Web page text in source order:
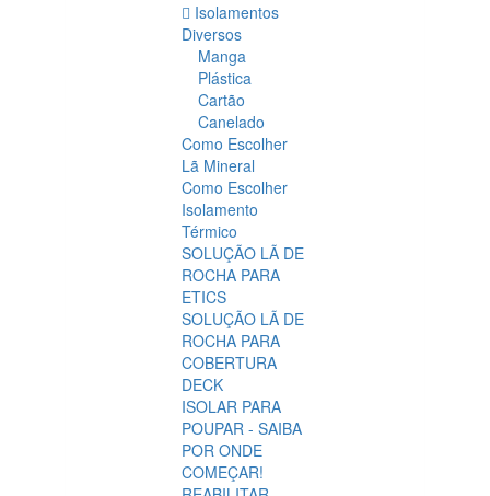
Isolamentos
Diversos
Manga
Plástica
Cartão
Canelado
Como Escolher
Lã Mineral
Como Escolher
Isolamento
Térmico
SOLUÇÃO LÃ DE
ROCHA PARA
ETICS
SOLUÇÃO LÃ DE
ROCHA PARA
COBERTURA
DECK
ISOLAR PARA
POUPAR - SAIBA
POR ONDE
COMEÇAR!